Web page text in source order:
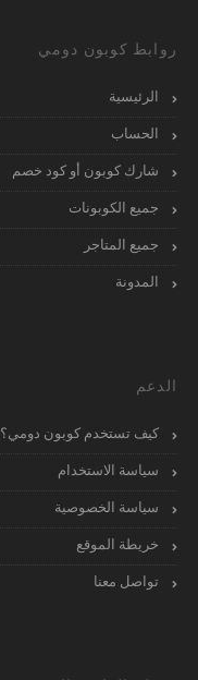
روابط كوبون دومي
الرئيسية
الحساب
شارك كوبون أو كود خصم
جميع الكوبونات
جميع المتاجر
المدونة
الدعم
كيف تستخدم كوبون دومي؟
سياسة الاستخدام
سياسة الخصوصية
خريطة الموقع
تواصل معنا